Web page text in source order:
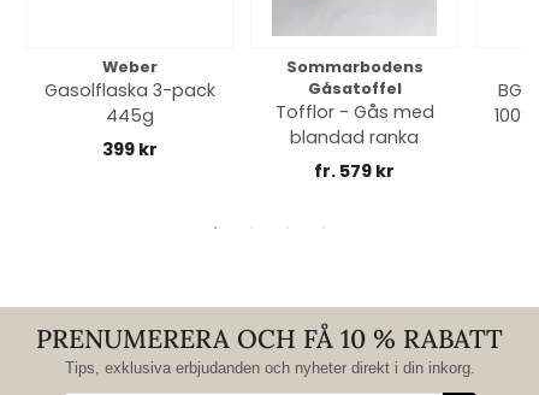
Weber
Gasolflaska 3-pack
445g
399 kr
Sommarbodens
Gåsatoffel
Tofflor - Gås med
blandad ranka
fr. 579 kr
PRENUMERERA OCH FÅ 10 % RABATT
Tips, exklusiva erbjudanden och nyheter direkt i din inkorg.